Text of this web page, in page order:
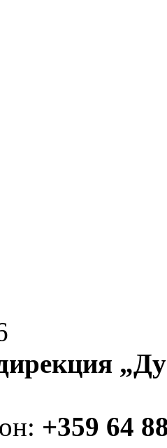
+359 64